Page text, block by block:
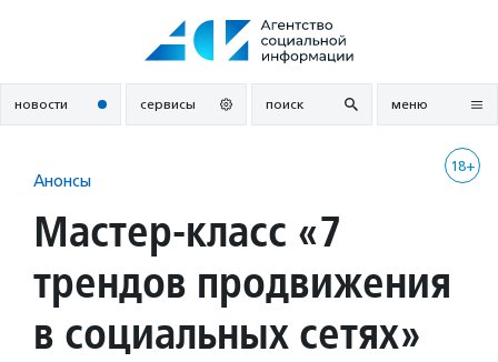
новости сервисы поиск меню
18+
Анонсы
Мастер-класс «7
трендов продвижения
в социальных сетях»